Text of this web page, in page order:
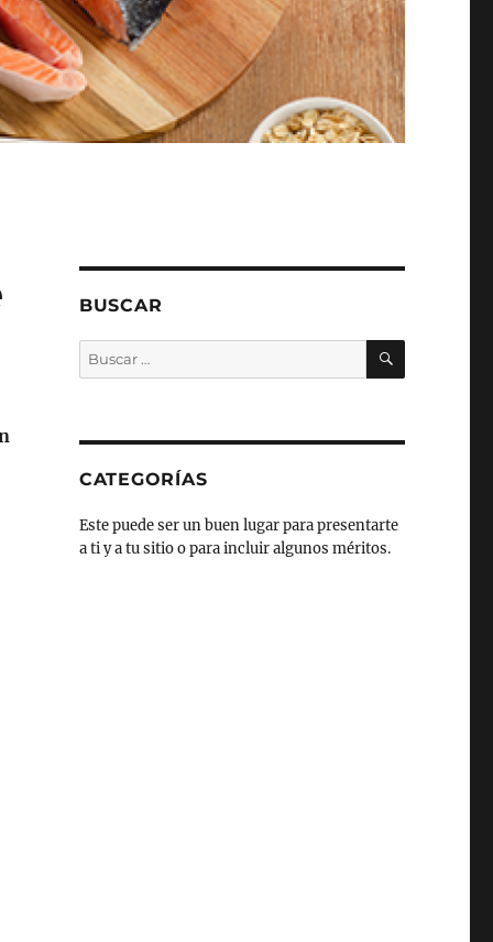
BUSCAR
Buscar
por:
BUSCAR
CATEGORÍAS
Este puede ser un buen lugar para presentarte
a ti y a tu sitio o para incluir algunos méritos.